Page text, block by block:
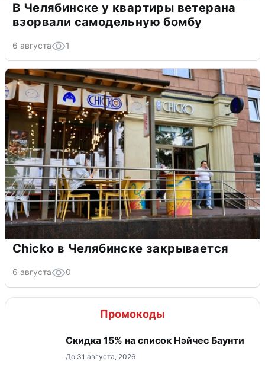
В Челябинске у квартиры ветерана
взорвали самодельную бомбу
6 августа 1
Chicko в Челябинске закрывается
6 августа 0
Промокоды
Скидка 15% на список Нэйчес Баунти
До 31 августа, 2026